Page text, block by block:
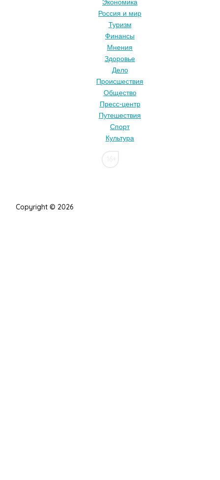
Россия и мир
Туризм
Финансы
Мнения
Здоровье
Дело
Происшествия
Общество
Пресс-центр
Путешествия
Спорт
Культура
Copyright © 2026